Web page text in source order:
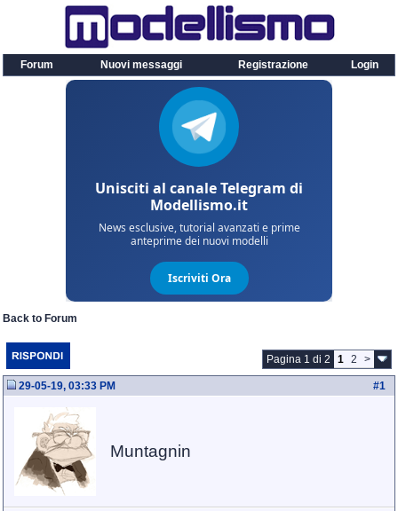
Forum Nuovi messaggi Registrazione Login
Back to Forum
Pagina 1 di 2 1 2 >
#1
29-05-19, 03:33 PM
Muntagnin